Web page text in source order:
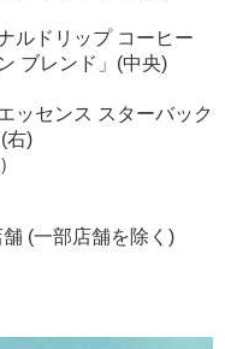
ルドリップ コーヒー
ブレンド」(中央)
ッセンス スターバック
右)
(一部店舗を除く)